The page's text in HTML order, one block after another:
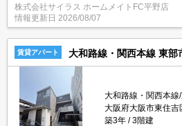
株式会社サイラス ホームメイトFC平野店
情報更新日 2026/08/07
賃貸アパート 大和路線・関西本線 東部
大和路線・関西本
大阪府大阪市東住吉
築3年
3階建